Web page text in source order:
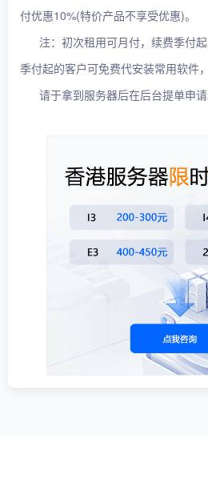
付优惠10%(特价产品不享受优惠)。
注：初次租用可月付，续费季付起.
季付起的客户可免费代安装常用软件，
请于拿到服务器后在后台提单申请